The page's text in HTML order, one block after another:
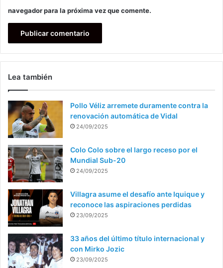
navegador para la próxima vez que comente.
Lea también
Pollo Véliz arremete duramente contra la
renovación automática de Vidal
24/09/2025
Colo Colo sobre el largo receso por el
Mundial Sub-20
24/09/2025
Villagra asume el desafío ante Iquique y
reconoce las aspiraciones perdidas
23/09/2025
33 años del último título internacional y
con Mirko Jozic
23/09/2025